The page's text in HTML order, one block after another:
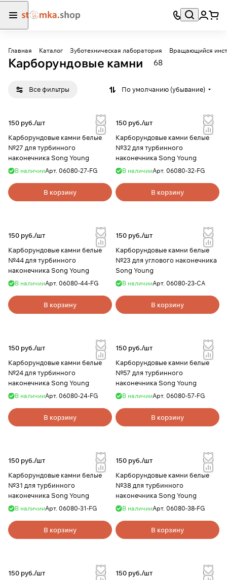
Главная Каталог Зуботехническая лаборатория Вращающийся
Карборундовые камни 68
Все фильтры По умолчанию (убывание)
150 руб./шт
Карборундовые камни белые
№27 для турбинного
наконечника Song Young
В наличииАрт. 06080-27-FG
В корзину
150 руб./шт
Карборундовые камни белые
№32 для турбинного
наконечника Song Young
В наличииАрт. 06080-32-FG
В корзину
150 руб./шт
Карборундовые камни белые
№44 для турбинного
наконечника Song Young
В наличииАрт. 06080-44-FG
В корзину
150 руб./шт
Карборундовые камни белые
№23 для углового наконечника
Song Young
В наличииАрт. 06080-23-CA
В корзину
150 руб./шт
Карборундовые камни белые
№24 для турбинного
наконечника Song Young
В наличииАрт. 06080-24-FG
В корзину
150 руб./шт
Карборундовые камни белые
№57 для турбинного
наконечника Song Young
В наличииАрт. 06080-57-FG
В корзину
150 руб./шт
Карборундовые камни белые
№31 для турбинного
наконечника Song Young
В наличииАрт. 06080-31-FG
В корзину
150 руб./шт
Карборундовые камни белые
№38 для турбинного
наконечника Song Young
В наличииАрт. 06080-38-FG
В корзину
150 руб./шт
150 руб./шт